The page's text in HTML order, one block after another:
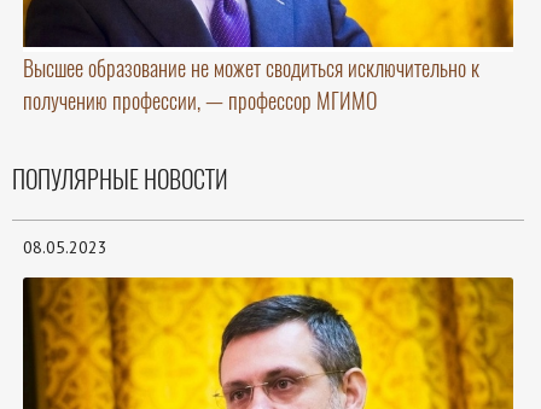
Высшее образование не может сводиться исключительно к
получению профессии, — профессор МГИМО
ПОПУЛЯРНЫЕ НОВОСТИ
08.05.2023